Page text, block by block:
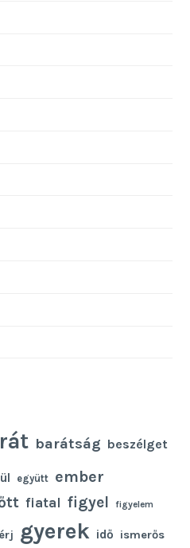
barátság beszélget
együtt ember
fiatal figyel figyelem
gyerek idő ismerős